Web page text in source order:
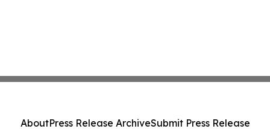
AboutPress Release ArchiveSubmit Press Release